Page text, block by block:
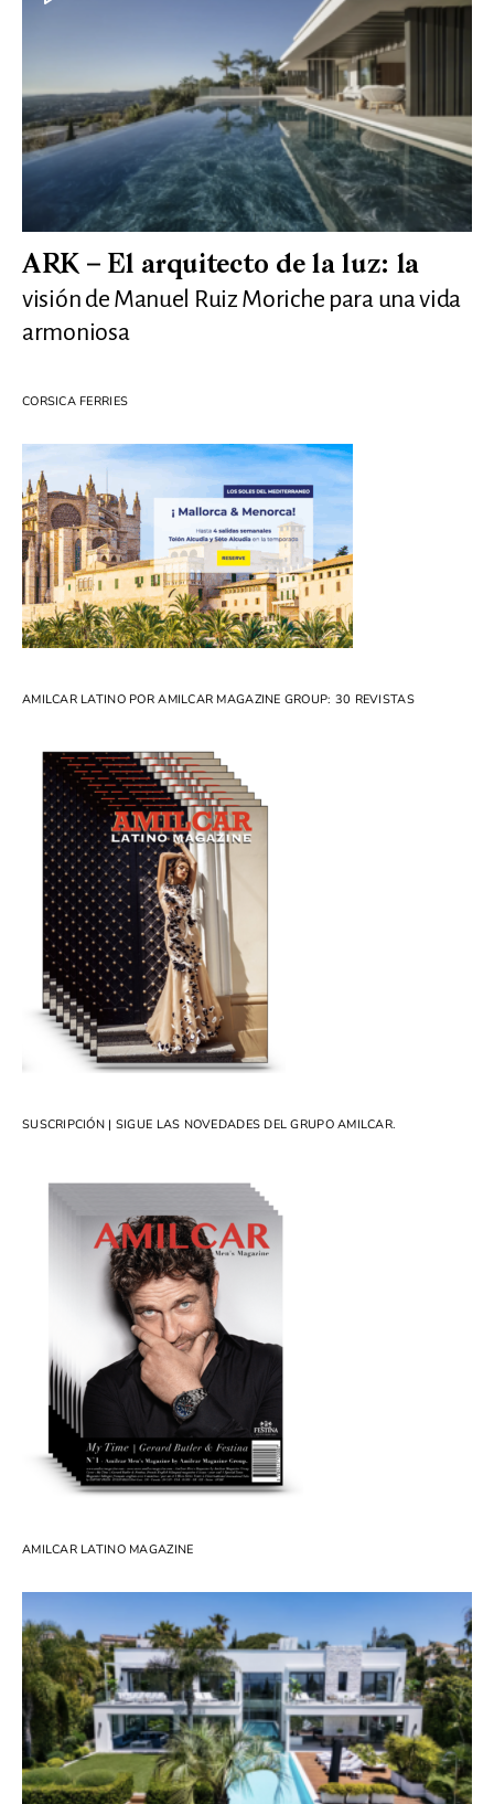
ARK – El arquitecto de la luz: la
visión de Manuel Ruiz Moriche para una vida
armoniosa
CORSICA FERRIES
AMILCAR LATINO POR AMILCAR MAGAZINE GROUP: 30 REVISTAS
SUSCRIPCIÓN | SIGUE LAS NOVEDADES DEL GRUPO AMILCAR.
AMILCAR LATINO MAGAZINE